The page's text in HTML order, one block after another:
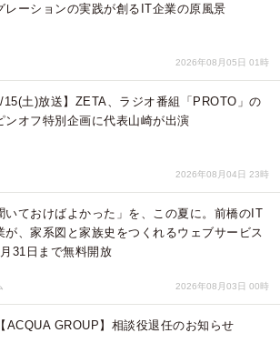
レーションの実践が創るIT企業の原風景
2026年08月05日 01時
15(土)放送】ZETA、ラジオ番組「PROTO」の
ンオフ特別企画に代表山崎が出演
2026年08月04日 23時
いておけばよかった」を、この夏に。前橋のIT
が、家系図と家族史をつくれるウェブサービス
31日まで無料開放
2026年08月03日 00時
【ACQUA GROUP】相談役退任のお知らせ